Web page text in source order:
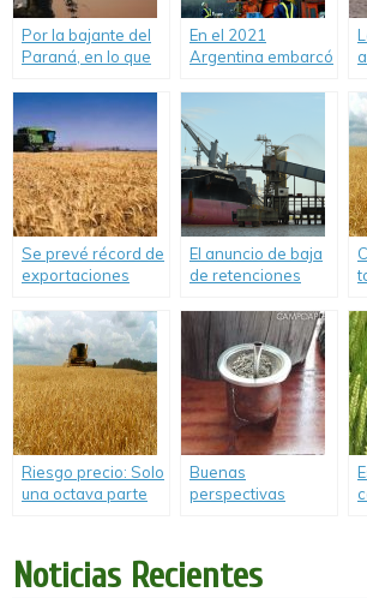
Por la bajante del
Paraná, en lo que
Argentina ya
perdió US$ 620
millones en
exportaciones de
harina y aceite de
soja
En el 2021
Argentina embarcó
Se prevé récord de
exportaciones
bimestre de la
campaña triguera.
El anuncio de baja
de retenciones
márgenes.
Riesgo precio: Solo
una octava parte
Buenas
perspectivas
Noticias Recientes